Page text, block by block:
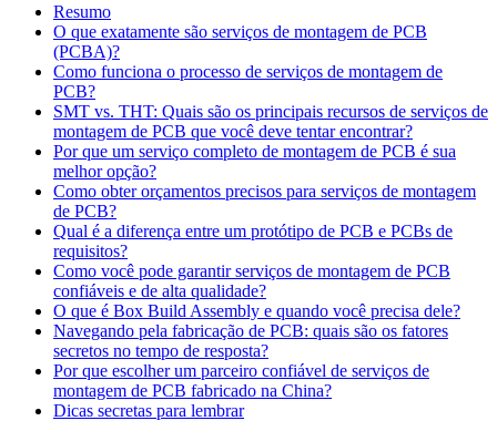
Resumo
O que exatamente são serviços de montagem de PCB
(PCBA)?
Como funciona o processo de serviços de montagem de
PCB?
SMT vs. THT: Quais são os principais recursos de serviços de
montagem de PCB que você deve tentar encontrar?
Por que um serviço completo de montagem de PCB é sua
melhor opção?
Como obter orçamentos precisos para serviços de montagem
de PCB?
Qual é a diferença entre um protótipo de PCB e PCBs de
requisitos?
Como você pode garantir serviços de montagem de PCB
confiáveis e de alta qualidade?
O que é Box Build Assembly e quando você precisa dele?
Navegando pela fabricação de PCB: quais são os fatores
secretos no tempo de resposta?
Por que escolher um parceiro confiável de serviços de
montagem de PCB fabricado na China?
Dicas secretas para lembrar